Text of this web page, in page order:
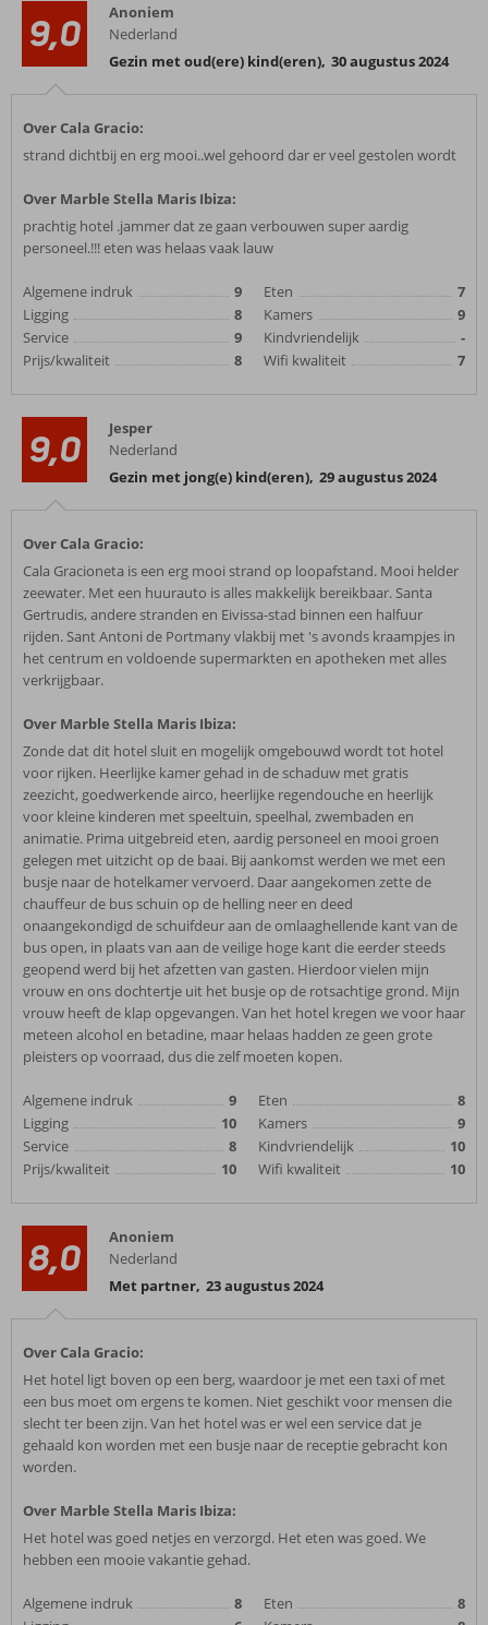
9,0
Anoniem
Nederland
Gezin met oud(ere) kind(eren), 30 augustus 2024
Over Cala Gracio:
strand dichtbij en erg mooi..wel gehoord dar er veel gestolen wordt
Over Marble Stella Maris Ibiza:
prachtig hotel .jammer dat ze gaan verbouwen super aardig
personeel.!!! eten was helaas vaak lauw
Algemene indruk
9
Ligging
8
Service
9
Prijs/kwaliteit
8
Eten
7
Kamers
9
Kindvriendelijk
-
Wifi kwaliteit
7
9,0
Jesper
Nederland
Gezin met jong(e) kind(eren), 29 augustus 2024
Over Cala Gracio:
Cala Gracioneta is een erg mooi strand op loopafstand. Mooi helder
zeewater. Met een huurauto is alles makkelijk bereikbaar. Santa
Gertrudis, andere stranden en Eivissa-stad binnen een halfuur
rijden. Sant Antoni de Portmany vlakbij met 's avonds kraampjes in
het centrum en voldoende supermarkten en apotheken met alles
verkrijgbaar.
Over Marble Stella Maris Ibiza:
Zonde dat dit hotel sluit en mogelijk omgebouwd wordt tot hotel
voor rijken. Heerlijke kamer gehad in de schaduw met gratis
zeezicht, goedwerkende airco, heerlijke regendouche en heerlijk
voor kleine kinderen met speeltuin, speelhal, zwembaden en
animatie. Prima uitgebreid eten, aardig personeel en mooi groen
gelegen met uitzicht op de baai. Bij aankomst werden we met een
busje naar de hotelkamer vervoerd. Daar aangekomen zette de
chauffeur de bus schuin op de helling neer en deed
onaangekondigd de schuifdeur aan de omlaaghellende kant van de
bus open, in plaats van aan de veilige hoge kant die eerder steeds
geopend werd bij het afzetten van gasten. Hierdoor vielen mijn
vrouw en ons dochtertje uit het busje op de rotsachtige grond. Mijn
vrouw heeft de klap opgevangen. Van het hotel kregen we voor haar
meteen alcohol en betadine, maar helaas hadden ze geen grote
pleisters op voorraad, dus die zelf moeten kopen.
Algemene indruk
9
Ligging
10
Service
8
Prijs/kwaliteit
10
Eten
8
Kamers
9
Kindvriendelijk
10
Wifi kwaliteit
10
8,0
Anoniem
Nederland
Met partner, 23 augustus 2024
Over Cala Gracio:
Het hotel ligt boven op een berg, waardoor je met een taxi of met
een bus moet om ergens te komen. Niet geschikt voor mensen die
slecht ter been zijn. Van het hotel was er wel een service dat je
gehaald kon worden met een busje naar de receptie gebracht kon
worden.
Over Marble Stella Maris Ibiza:
Het hotel was goed netjes en verzorgd. Het eten was goed. We
hebben een mooie vakantie gehad.
Algemene indruk
8
Eten
8